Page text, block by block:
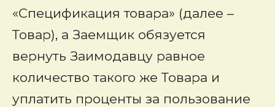
«Спецификация товара» (далее –
Товар), а Заемщик обязуется
вернуть Заимодавцу равное
количество такого же Товара и
уплатить проценты за пользование